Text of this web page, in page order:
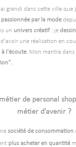
grandi dans cette ville que
passionnée par la mode
un univers créatif: je
une réalisation en
à l'écoute. Mon mantra dans
de personal
métier d'avenir ?
société de consommation
plus acheter en quantité